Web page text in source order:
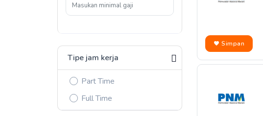
Tipe jam kerja
Part Time
Full Time
Simpan